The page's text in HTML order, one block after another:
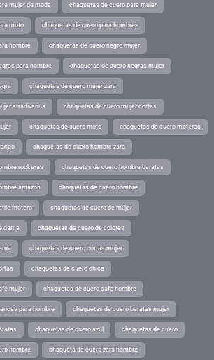
mujer de moda chaquetas de cuero para mujer
moto chaquetas de cuero para hombres
hombre chaquetas de cuero negro mujer
para hombre chaquetas de cuero negras mujer
chaquetas de cuero mujer zara
stradivarius chaquetas de cuero mujer cortas
chaquetas de cuero moto chaquetas de cuero moteras
chaquetas de cuero hombre zara
rockeras chaquetas de cuero hombre baratas
amazon chaquetas de cuero hombre
motero chaquetas de cuero de mujer
dama chaquetas de cuero de colores
chaquetas de cuero cortas mujer
chaquetas de cuero chica
mujer chaquetas de cuero cafe hombre
para hombre chaquetas de cuero baratas mujer
chaquetas de cuero azul chaquetas de cuero
hombre chaqueta de cuero zara hombre